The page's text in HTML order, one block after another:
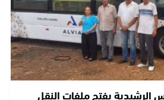
الرشيدية يفتح ملفات النقل